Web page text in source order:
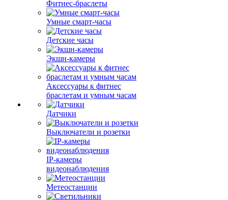
Фитнес-браслеты
Умные смарт-часы
Детские часы
Экшн-камеры
Аксессуары к фитнес
браслетам и умным часам
Датчики
Выключатели и розетки
IP-камеры
видеонаблюдения
Метеостанции